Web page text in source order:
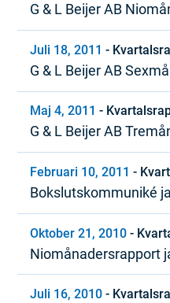
G & L Beijer AB
september 2011
Juli 18, 2011 -
G & L Beijer AB
juni 2011
Maj 4, 2011 -
G & L Beijer AB
mars 2011
Februari 10, 2011 -
Bokslutskommuniké
Oktober 21, 2010 -
Niomånadersrapport
2010
Juli 16, 2010 -